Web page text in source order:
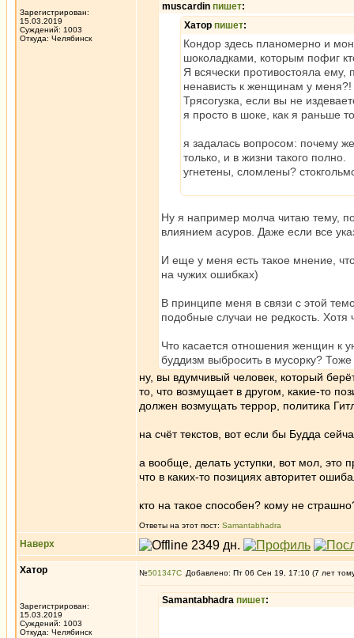
Зарегистрирован:
15.03.2019
Суждений: 1003
Откуда: Челябинск
muscardin пишет:
Хатор пишет:
Кондор здесь планомерно и
шоколадками, которым пофиг
Я всячески противостояла
ненависть к женщинам у меня?!
Трясогузка, если вы не
я просто в шоке, как я раньше
я задалась вопросом: почему
только, и в жизни такого полно.
угнетены, сломлены?
Ну я например молча читаю тему,
влиянием асуров. Даже если все
И еще у меня есть такое мнение,
на чужих ошибках)
В принципе меня в связи с этой
подобные случаи не редкость. Хотя
Что касается отношения женщин к
буддизм выбросить в мусорку?
ну, вы вдумчивый человек, который
то, что возмущает в другом, какие-то
должен возмущать террор, политика
на счёт текстов, вот если бы Будда
а вообще, делать уступки, вот мол, это
что в каких-то позициях авторитет
кто на такое способен? кому не
Ответы на этот пост: Samantabhadra
Наверх
Хатор
Зарегистрирован:
15.03.2019
Суждений: 1003
Откуда: Челябинск
№501347 Добавлено: Пт 06 Сен 19, 17:10 (7 лет
Samantabhadra пишет: